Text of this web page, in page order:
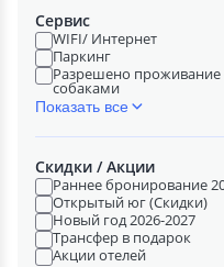
Сервис
WIFI/ Интернет
Паркинг
Разрешено проживание
собаками
Показать все
Скидки / Акции
Раннее бронирование
Открытый юг (Скидки)
Новый год 2026-2027
Трансфер в подарок
Акции отелей